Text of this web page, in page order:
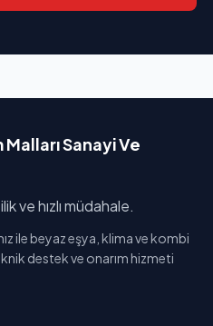
Malları Sanayi Ve
ve hızlı müdahale.
ile beyaz eşya, klima ve kombi
destek ve onarım hizmeti